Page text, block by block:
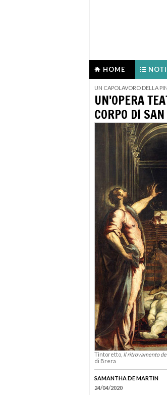
HOME
UN CAPOLAVORO DELLA
UN'OPERA
CORPO DI
Tintoretto, Il ritrovamento
di Brera
SAMANTHA DE MARTIN
24/04/2020